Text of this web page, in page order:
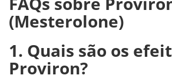
(Mesterolone)
1. Quais são os
Proviron?